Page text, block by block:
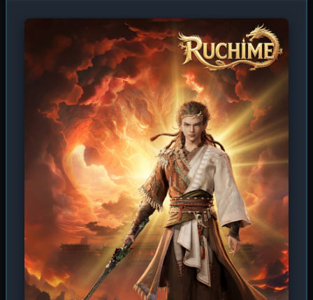
обладатель тайного наследия самого ушедшего
Императора Яня. Проклятие это или величайший дар?
Теперь мальчишка, не знающий законов дворцовых
игр, становится центром притяжения для всех сил. За
ним охотятся те, кто жаждет заполучить силу богов, и
те, кто боится, что эта сила нарушит хрупкое
перемирие. Но Тоба Е предстоит не просто выжить
среди монстров и коварных воинов — он должен
понять, что такое истинная судьба, отправившись в
опаснейшее путешествие по древним землям, полным
чудес и смертельных ловушек, чтобы отыскать путь к
собственному величию. Это эпическая сага о
взрослении, верности и силе духа, закалённой в огне
легенд.